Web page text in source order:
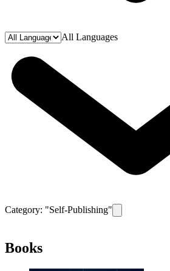
All Languages
Category: "Self-Publishing"
Books